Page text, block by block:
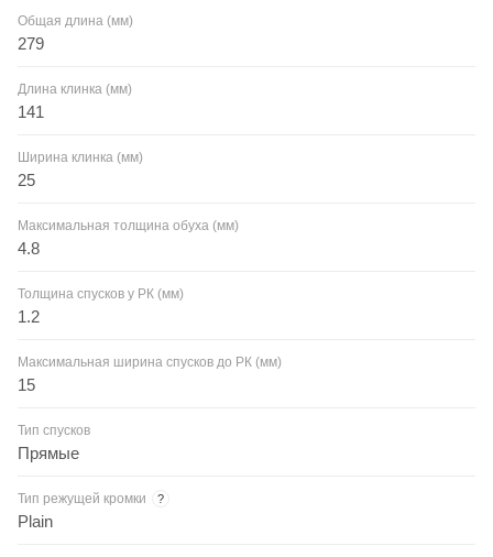
Общая длина (мм)
279
Длина клинка (мм)
141
Ширина клинка (мм)
25
Максимальная толщина обуха (мм)
4.8
Толщина спусков у РК (мм)
1.2
Максимальная ширина спусков до РК (мм)
15
Тип спусков
Прямые
Тип режущей кромки ?
Plain